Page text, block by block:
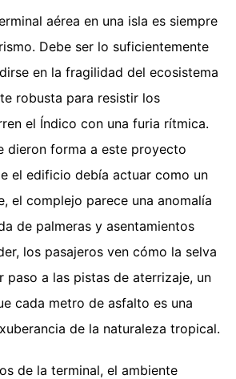
aérea en una isla es siempre
Debe ser lo suficientemente
en la fragilidad del ecosistema
robusta para resistir los
el Índico con una furia rítmica.
dieron forma a este proyecto
el edificio debía actuar como un
el complejo parece una anomalía
de palmeras y asentamientos
los pasajeros ven cómo la selva
paso a las pistas de aterrizaje, un
cada metro de asfalto es una
de la naturaleza tropical.
de la terminal, el ambiente